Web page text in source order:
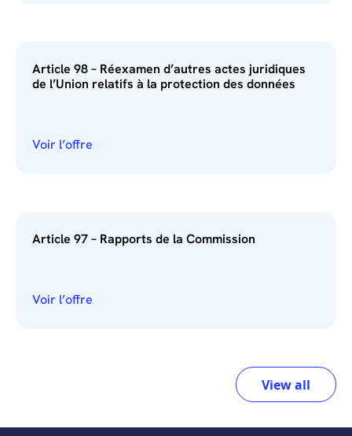
Article 98 – Réexamen d’autres actes juridiques
de l’Union relatifs à la protection des données
Voir l’offre
Article 97 – Rapports de la Commission
Voir l’offre
View all